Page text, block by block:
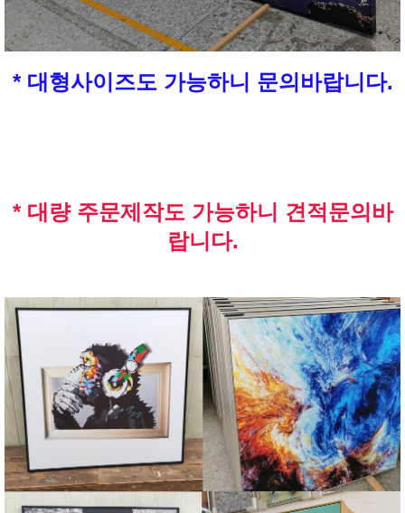
* 대형사이즈도 가능하니 문의바랍니다.
* 대량 주문제작도 가능하니 견적문의바
랍니다.